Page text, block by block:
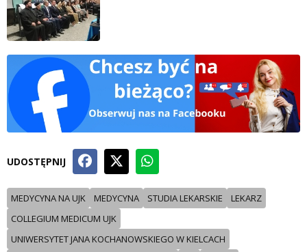
UDOSTĘPNIJ
MEDYCYNA NA UJK MEDYCYNA STUDIA LEKARSKIE
LEKARZ
COLLEGIUM MEDICUM UJK
UNIWERSYTET JANA KOCHANOWSKIEGO W KIELCACH